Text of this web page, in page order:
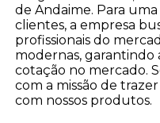
de Andaime. Para
clientes, a empresa
profissionais do
modernas, garantindo
cotação no mercado.
com a missão de
com nossos produtos.